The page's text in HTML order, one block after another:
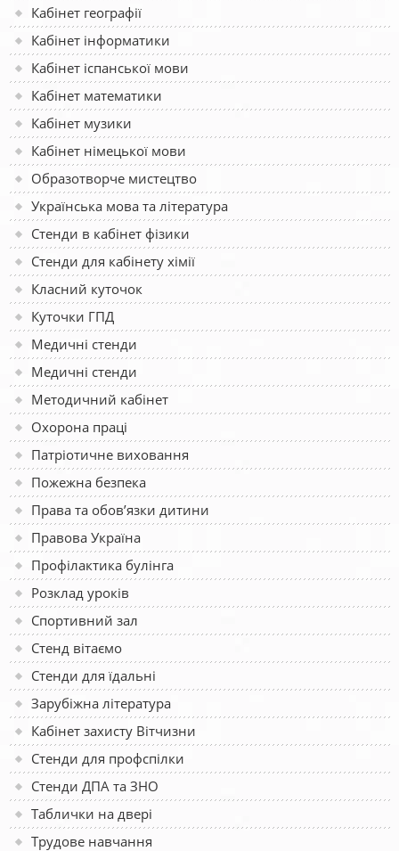
Кабінет географії
Кабінет інформатики
Кабінет іспанської мови
Кабінет математики
Кабінет музики
Кабінет німецької мови
Образотворче мистецтво
Українська мова та література
Стенди в кабінет фізики
Стенди для кабінету хімії
Класний куточок
Куточки ГПД
Медичні стенди
Медичні стенди
Методичний кабінет
Охорона праці
Патріотичне виховання
Пожежна безпека
Права та обов’язки дитини
Правова Україна
Профілактика булінга
Розклад уроків
Спортивний зал
Стенд вітаємо
Стенди для їдальні
Зарубіжна література
Кабінет захисту Вітчизни
Стенди для профспілки
Стенди ДПА та ЗНО
Таблички на двері
Трудове навчання